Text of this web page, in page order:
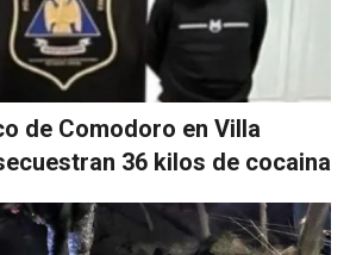
de Comodoro en Villa
36 kilos de cocaina